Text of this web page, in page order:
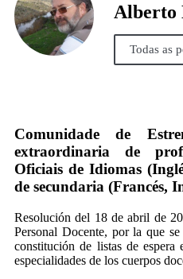
Alberto
Todas as
Comunidade de
extraordinaria de
Oficiais de Idiomas
de secundaria (Francés,
Resolución del 18 de abril de
Personal Docente, por la que
constitución de listas de espera
especialidades de los cuerpos